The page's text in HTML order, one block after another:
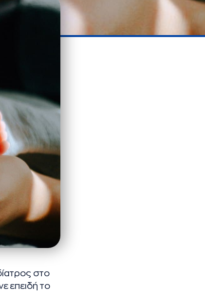
στο
επειδή το